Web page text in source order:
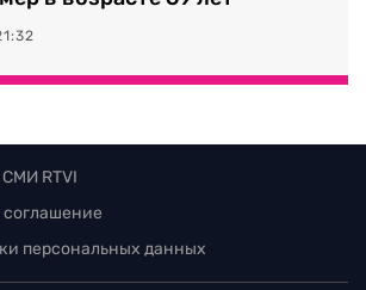
RTVI
соглашение
персональных данных